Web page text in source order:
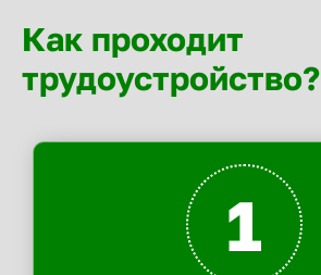
Как проходит
трудоустройство?
1